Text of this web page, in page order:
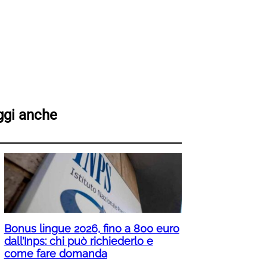
anche
Bonus lingue 2026, fino a 800 euro
dall’Inps: chi può richiederlo e
come fare domanda